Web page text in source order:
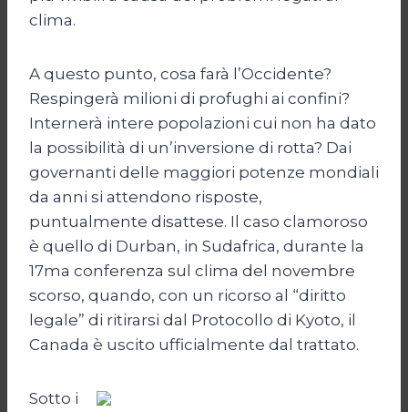
clima.
A questo punto, cosa farà l’Occidente?
Respingerà milioni di profughi ai confini?
Internerà intere popolazioni cui non ha dato
la possibilità di un’inversione di rotta? Dai
governanti delle maggiori potenze mondiali
da anni si attendono risposte,
puntualmente disattese. Il caso clamoroso
è quello di Durban, in Sudafrica, durante la
17ma conferenza sul clima del novembre
scorso, quando, con un ricorso al “diritto
legale” di ritirarsi dal Protocollo di Kyoto, il
Canada è uscito ufficialmente dal trattato.
Sotto i